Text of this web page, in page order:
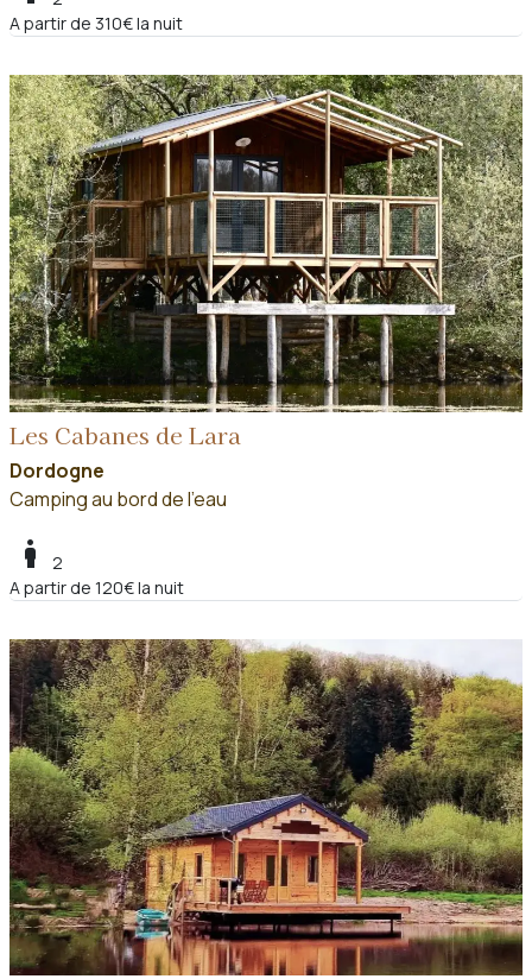
A partir de 310€ la nuit
Les Cabanes de Lara
Dordogne
Camping au bord de l'eau
boy
2
A partir de 120€ la nuit